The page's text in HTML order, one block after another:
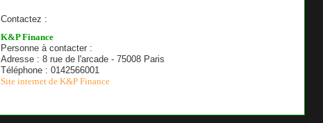
Contactez :
K&P Finance
Personne à contacter :
Adresse : 8 rue de l'arcade - 75008 Paris
Téléphone : 0142566001
Site internet de K&P Finance